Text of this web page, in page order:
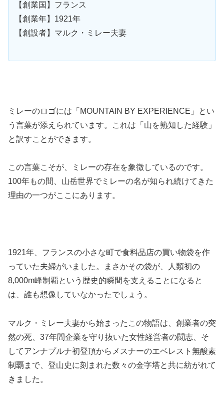
【創業国】フランス
【創業年】1921年
【創設者】マルク・ミレー夫妻
ミレーのロゴには「MOUNTAIN BY EXPERIENCE」とい
う言葉が添えられています。これは「山を熟知した経験」
と訳すことができます。
この言葉こそが、ミレーの存在を象徴しているのです。
100年もの間、山岳世界でミレーの名が知られ続けてきた
理由の一つがここにあります。
1921年、フランスの小さな町で食料品店の買い物袋を作
っていた夫婦がいました。まさかその袋が、人類初の
8,000m峰制覇という歴史的瞬間を支えることになると
は、誰も想像していなかったでしょう。
マルク・ミレー夫妻から始まったこの物語は、創業者の突
然の死、37年間企業を守り抜いた女性経営者の闘志、そ
してアンナプルナ初登頂からメスナーのエベレスト無酸素
制覇まで、登山史に刻まれた数々の金字塔と共に紡がれて
きました。